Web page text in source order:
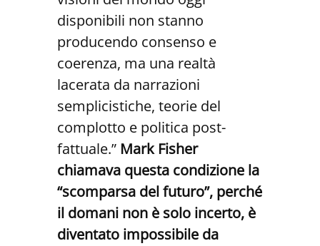
disponibili non stanno
producendo consenso e
coerenza, ma una realtà
lacerata da narrazioni
semplicistiche, teorie del
complotto e politica post-
fattuale.” Mark Fisher
chiamava questa condizione la
“scomparsa del futuro”, perché
il domani non è solo incerto, è
diventato impossibile da